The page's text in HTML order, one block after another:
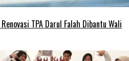
TPA Darul Falah Dibantu Wali